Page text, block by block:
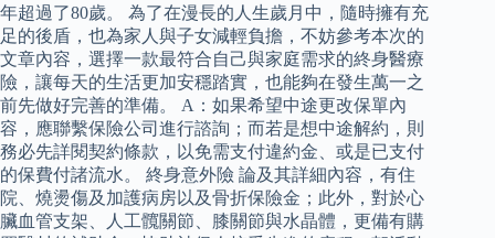
年超過了80歲。 為了在漫長的人生歲月中，隨時擁有充
足的後盾，也為家人與子女減輕負擔，不妨參考本次的
文章內容，選擇一款最符合自己與家庭需求的終身醫療
險，讓每天的生活更加安穩踏實，也能夠在發生萬一之
前先做好完善的準備。 A：如果希望中途更改保單內
容，應聯繫保險公司進行諮詢；而若是想中途解約，則
務必先詳閱契約條款，以免需支付違約金、或是已支付
的保費付諸流水。 終身意外險 論及其詳細內容，有住
院、燒燙傷及加護病房以及骨折保險金；此外，對於心
臟血管支架、人工髖關節、膝關節與水晶體，更備有購